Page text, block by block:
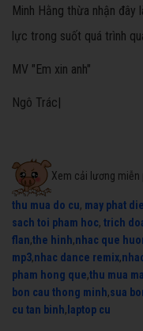
Minh Hằng thừa nhận
lực trong suốt quá trình
MV "Em xin anh"
Ngô Trác|
Xem cải lương miễn
thu mua do cu, may phat
sach toi pham hoc, trich
flan,the hinh,nhac que
mp3,nhac dance remix,
pham hong que,thu mua
bon cau thong minh,sua
cu tan binh, laptop cu